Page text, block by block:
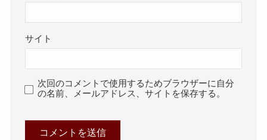
サイト
次回のコメントで使用するためブラウザーに自分
の名前、メールアドレス、サイトを保存する。